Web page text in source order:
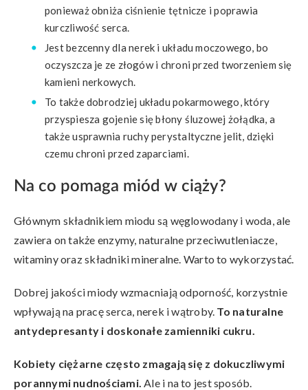
ponieważ obniża ciśnienie tętnicze i poprawia
kurczliwość serca.
Jest bezcenny dla nerek i układu moczowego, bo
oczyszcza je ze złogów i chroni przed tworzeniem się
kamieni nerkowych.
To także dobrodziej układu pokarmowego, który
przyspiesza gojenie się błony śluzowej żołądka, a
także usprawnia ruchy perystaltyczne jelit, dzięki
czemu chroni przed zaparciami.
Na co pomaga miód w ciąży?
Głównym składnikiem miodu są węglowodany i woda, ale
zawiera on także enzymy, naturalne przeciwutleniacze,
witaminy oraz składniki mineralne. Warto to wykorzystać.
Dobrej jakości miody wzmacniają odporność, korzystnie
wpływają na pracę serca, nerek i wątroby. To naturalne
antydepresanty i doskonałe zamienniki cukru.
Kobiety ciężarne często zmagają się z dokuczliwymi
porannymi nudnościami. Ale i na to jest sposób.